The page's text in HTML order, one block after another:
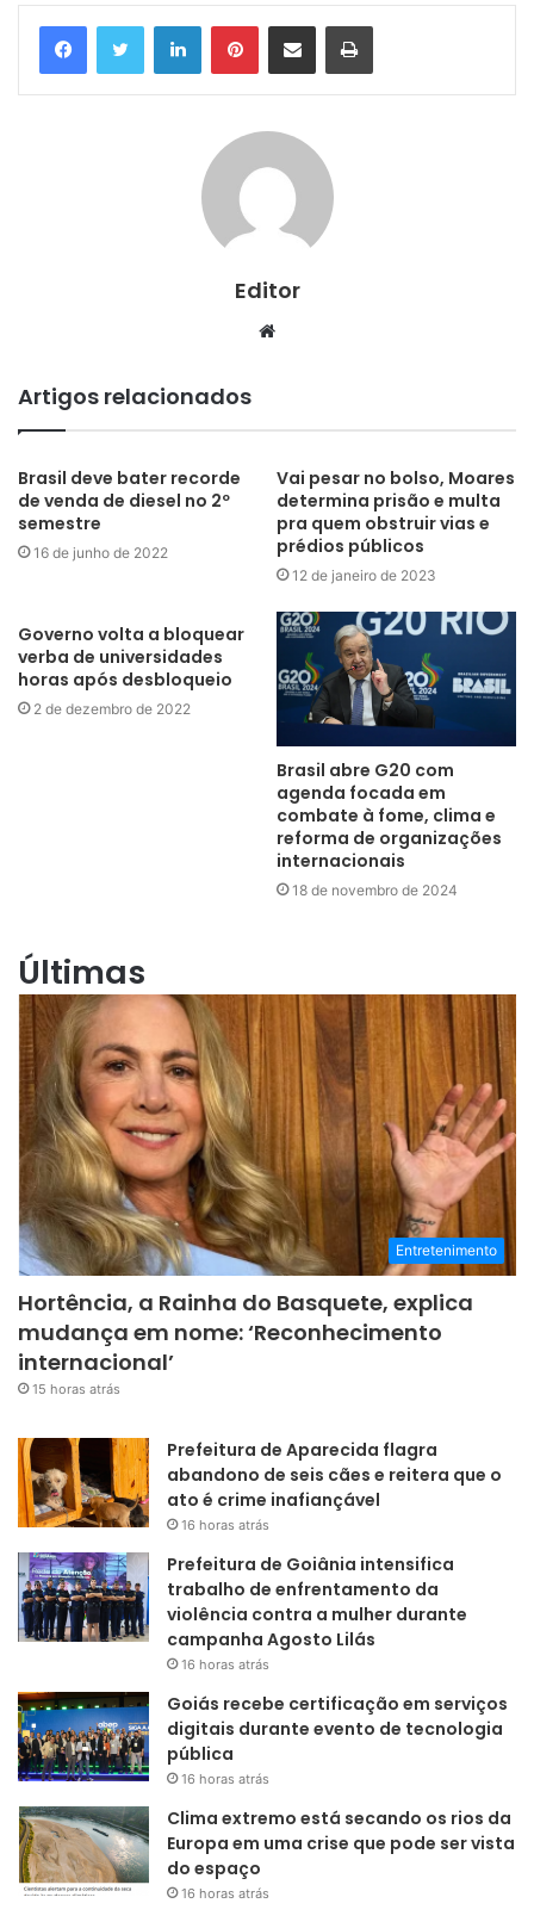
LinkedinPinterestCompartilhar via e-mail Imprimir
Editor
Website
Artigos relacionados
Brasil deve bater recorde
de venda de diesel no 2º
semestre
16 de junho de 2022
Vai pesar no bolso, Moares
determina prisão e multa
pra quem obstruir vias e
prédios públicos
12 de janeiro de 2023
Governo volta a bloquear
verba de universidades
horas após desbloqueio
2 de dezembro de 2022
Brasil abre G20 com
agenda focada em
combate à fome, clima e
reforma de organizações
internacionais
18 de novembro de 2024
Últimas
Entretenimento
Hortência, a Rainha do Basquete, explica
mudança em nome: ‘Reconhecimento
internacional’
15 horas atrás
Prefeitura de Aparecida flagra
abandono de seis cães e reitera que o
ato é crime inafiançável
16 horas atrás
Prefeitura de Goiânia intensifica
trabalho de enfrentamento da
violência contra a mulher durante
campanha Agosto Lilás
16 horas atrás
Goiás recebe certificação em serviços
digitais durante evento de tecnologia
pública
16 horas atrás
Clima extremo está secando os rios da
Europa em uma crise que pode ser vista
do espaço
16 horas atrás